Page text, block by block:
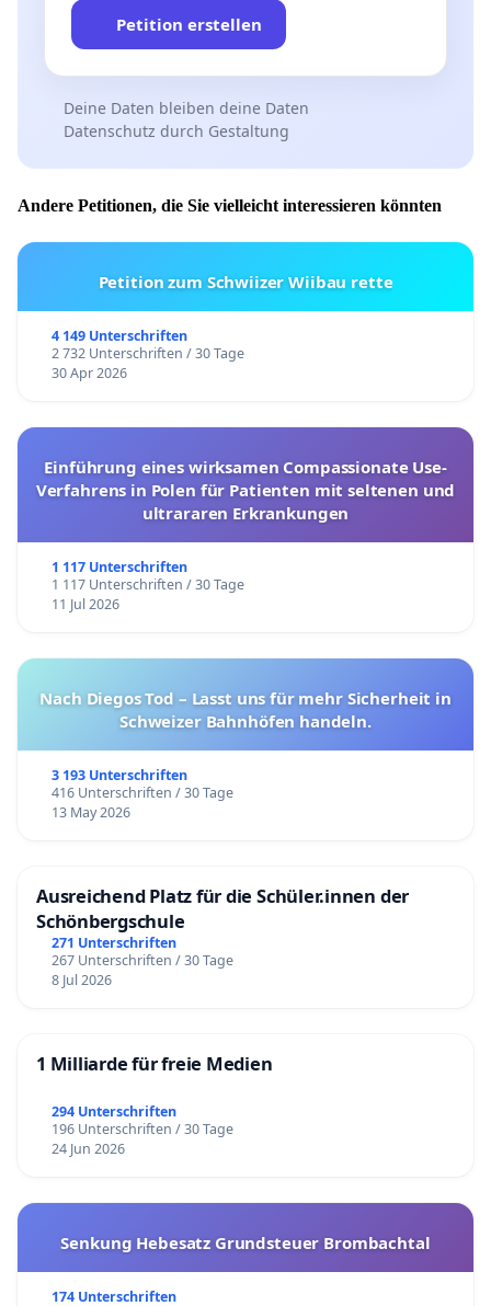
Petition erstellen
Deine Daten bleiben deine Daten
Datenschutz durch Gestaltung
Andere Petitionen, die Sie vielleicht interessieren könnten
Petition zum Schwiizer Wiibau rette
4 149 Unterschriften
2 732 Unterschriften / 30 Tage
30 Apr 2026
Einführung eines wirksamen Compassionate Use-
Verfahrens in Polen für Patienten mit seltenen und
ultrararen Erkrankungen
1 117 Unterschriften
1 117 Unterschriften / 30 Tage
11 Jul 2026
Nach Diegos Tod – Lasst uns für mehr Sicherheit in
Schweizer Bahnhöfen handeln.
3 193 Unterschriften
416 Unterschriften / 30 Tage
13 May 2026
Ausreichend Platz für die Schüler.innen der
Schönbergschule
271 Unterschriften
267 Unterschriften / 30 Tage
8 Jul 2026
1 Milliarde für freie Medien
294 Unterschriften
196 Unterschriften / 30 Tage
24 Jun 2026
Senkung Hebesatz Grundsteuer Brombachtal
174 Unterschriften